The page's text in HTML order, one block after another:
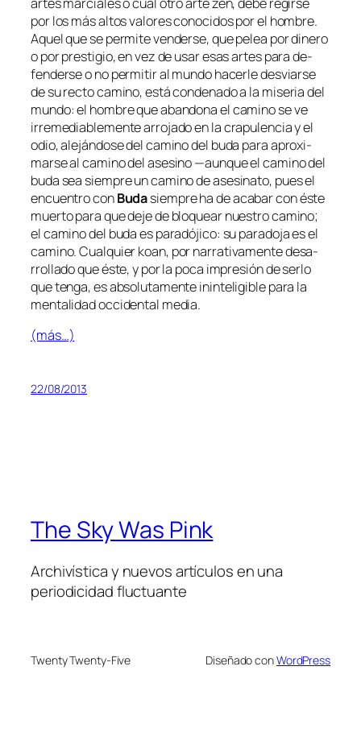
por los más al­tos va­lo­res co­no­ci­dos por el hom­bre.
Aquel que se per­mi­te ven­der­se, que pe­lea por di­ne­ro
o por pres­ti­gio, en vez de usar esas ar­tes pa­ra de­
fen­der­se o no per­mi­tir al mun­do ha­cer­le des­viar­se
de su rec­to ca­mino, es­tá con­de­na­do a la mi­se­ria del
mun­do: el hom­bre que aban­do­na el ca­mino se ve
irre­me­dia­ble­men­te arro­ja­do en la cra­pu­len­cia y el
odio, ale­ján­do­se del ca­mino del bu­da pa­ra apro­xi­
mar­se al ca­mino del ase­sino —aun­que el ca­mino del
bu­da sea siem­pre un ca­mino de ase­si­na­to, pues el
en­cuen­tro conBudasiem­pre ha de aca­bar con és­te
muer­to pa­ra que de­je de blo­quear nues­tro ca­mino;
el ca­mino del bu­da es pa­ra­dó­ji­co: su pa­ra­do­ja es el
ca­mino. Cualquierkoan, por na­rra­ti­va­men­te de­sa­
rro­lla­do que és­te, y por la po­ca im­pre­sión de ser­lo
que ten­ga, es ab­so­lu­ta­men­te in­in­te­li­gi­ble pa­ra la
men­ta­li­dad oc­ci­den­tal media.
(más…)
22/08/2013
The Sky Was Pink
Archivística y nuevos artículos en una
periodicidad fluctuante
Twenty Twenty-Five Diseñado conWordPress